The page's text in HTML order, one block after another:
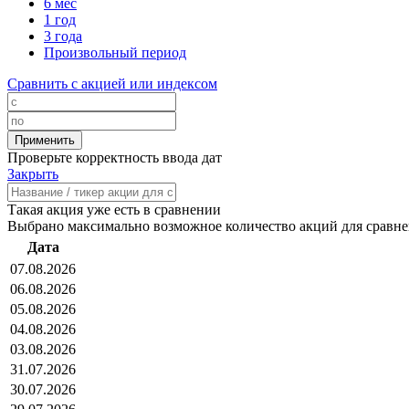
6 мес
1 год
3 года
Произвольный период
Сравнить с акцией или индексом
Проверьте корректность ввода дат
Закрыть
Такая акция уже есть в сравнении
Выбрано максимально возможное количество акций для
Дата
07.08.2026
06.08.2026
05.08.2026
04.08.2026
03.08.2026
31.07.2026
30.07.2026